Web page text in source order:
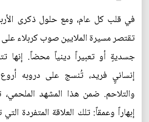
في قلب كل عام، ومع حلول ذكرى
تقتصر مسيرة الملايين صوب كربلاء
جسديةٍ أو تعبيراً دينياً محضاً. إنها
إنسانيٍ فريد، تُنسج على دروبه
والتلاحم. ضمن هذا المشهد
إبهاراً وعمقاً: تلك العلاقة المتفردة